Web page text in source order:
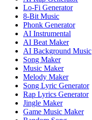
Lo-Fi Generator
8-Bit Music
Phonk Generator
AI Instrumental
AI Beat Maker
AI Background Music
Song Maker
Music Maker
Melody Maker
Song Lyric Generator
Rap Lyrics Generator
Jingle Maker
Game Music Maker